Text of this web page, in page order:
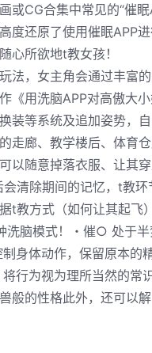
或CG合集中常见的“催
度还原了使用催眠APP
心所欲地t教女孩！
法，女主角会通过丰富
《用洗脑APP对高傲大
装等系统及追加姿势，
走廊、教学楼后、体育
以随意掉落衣服、让其
清除期间的记忆，t教
t教方式（如何让其起飞
洗脑模式！・催○ 处于
身体动作，保留原本的
行为视为理所当然的常
般的性格此外，还可以